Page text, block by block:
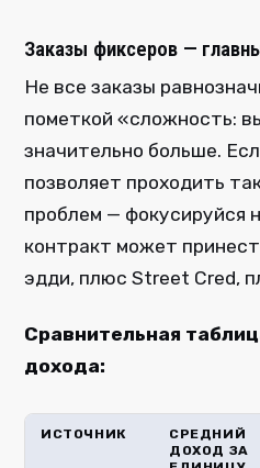
Заказы фиксеров —
Не все заказы
пометкой «сложность:
значительно больше.
позволяет проходить
проблем — фокусируйся
контракт может
эдди, плюс Street Cred,
Сравнительная
дохода:
ИСТОЧНИК
СРЕДНИЙ
ДОХОД ЗА